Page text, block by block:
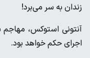
زندان به سر می‌برد!
آنتونی استوکس،
اجرای حکم خواهد بود.